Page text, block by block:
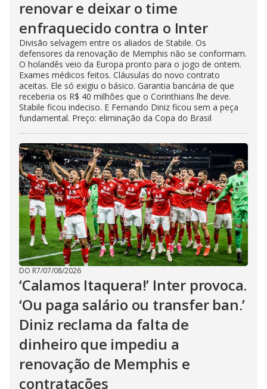
renovar e deixar o time
enfraquecido contra o Inter
Divisão selvagem entre os aliados de Stabile. Os
defensores da renovação de Memphis não se conformam.
O holandês veio da Europa pronto para o jogo de ontem.
Exames médicos feitos. Cláusulas do novo contrato
aceitas. Ele só exigiu o básico. Garantia bancária de que
receberia os R$ 40 milhões que o Corinthians lhe deve.
Stabile ficou indeciso. E Fernando Diniz ficou sem a peça
fundamental. Preço: eliminação da Copa do Brasil
DO R7/07/08/2026
‘Calamos Itaquera!’ Inter provoca.
‘Ou paga salário ou transfer ban.’
Diniz reclama da falta de
dinheiro que impediu a
renovação de Memphis e
contratações